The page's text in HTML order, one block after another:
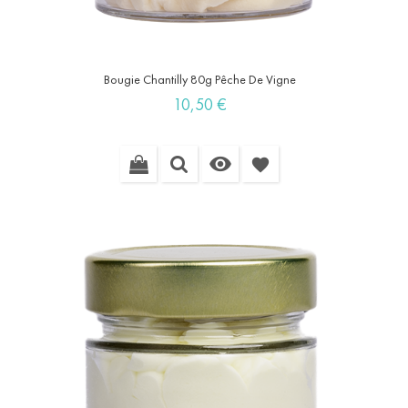
Bougie Chantilly 80g Pêche De Vigne
Prix
10,50 €
 favorite